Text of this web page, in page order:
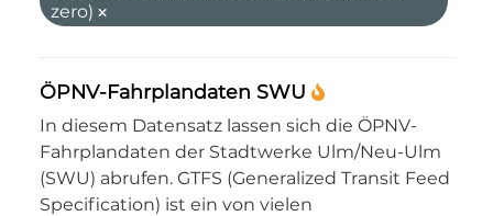
zero)
ÖPNV-Fahrplandaten SWU
In diesem Datensatz lassen sich die ÖPNV-
Fahrplandaten der Stadtwerke Ulm/Neu-Ulm
(SWU) abrufen. GTFS (Generalized Transit Feed
Specification) ist ein von vielen